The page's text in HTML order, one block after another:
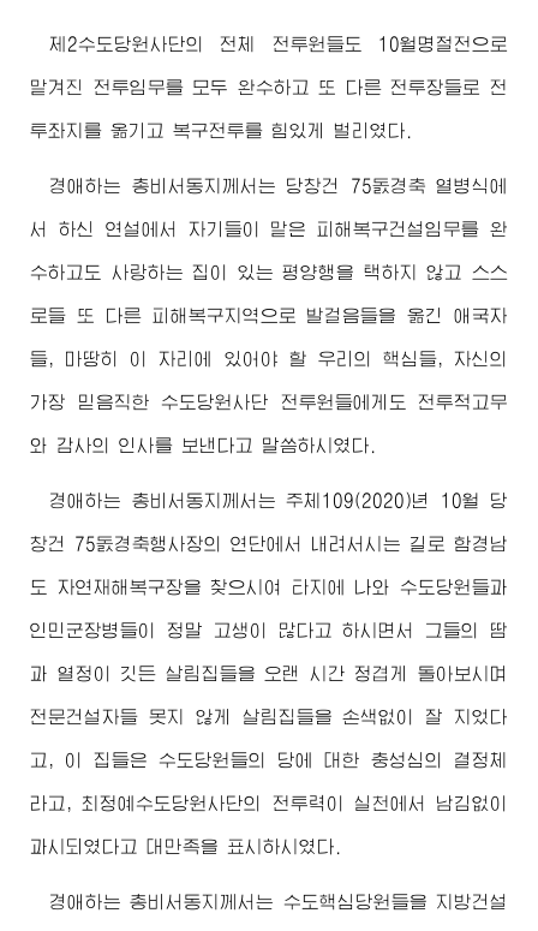
제2수도당원사단의 전체 전투원들도 10월명절전으로
맡겨진 전투임무를 모두 완수하고 또 다른 전투장들로 전
투좌지를 옮기고 복구전투를 힘있게 벌리였다.
경애하는 총비서동지께서는 당창건 75돐경축 열병식에
서 하신 연설에서 자기들이 맡은 피해복구건설임무를 완
수하고도 사랑하는 집이 있는 평양행을 택하지 않고 스스
로들 또 다른 피해복구지역으로 발걸음들을 옮긴 애국자
들, 마땅히 이 자리에 있어야 할 우리의 핵심들, 자신의
가장 믿음직한 수도당원사단 전투원들에게도 전투적고무
와 감사의 인사를 보낸다고 말씀하시였다.
경애하는 총비서동지께서는 주체109(2020)년 10월 당
창건 75돐경축행사장의 연단에서 내려서시는 길로 함경남
도 자연재해복구장을 찾으시여 타지에 나와 수도당원들과
인민군장병들이 정말 고생이 많다고 하시면서 그들의 땀
과 열정이 깃든 살림집들을 오랜 시간 정겹게 돌아보시며
전문건설자들 못지 않게 살림집들을 손색없이 잘 지었다
고, 이 집들은 수도당원들의 당에 대한 충성심의 결정체
라고, 최정예수도당원사단의 전투력이 실천에서 남김없이
과시되였다고 대만족을 표시하시였다.
경애하는 총비서동지께서는 수도핵심당원들을 지방건설